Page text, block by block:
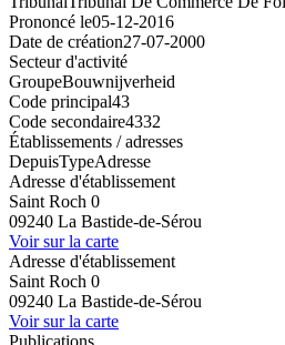
Prononcé le05-12-2016
Date de création27-07-2000
Secteur d'activité
GroupeBouwnijverheid
Code principal43
Code secondaire4332
Établissements / adresses
DepuisTypeAdresse
Adresse d'établissement
Saint Roch 0
09240 La Bastide-de-Sérou
Voir sur la carte
Adresse d'établissement
Saint Roch 0
09240 La Bastide-de-Sérou
Voir sur la carte
Publications